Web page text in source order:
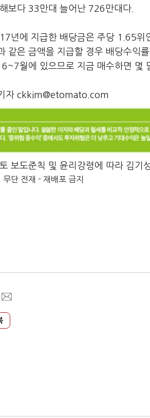
보다 33만대 늘어난 726만대다.
년에 지급한 배당금은 주당 1.65
같은 금액을 지급할 경우 배당수익
월에 있으므로 지금 매수하면 몇
자 ckkim@etomato.com
보도준칙 및 윤리강령에 따라 김기
단 전재 - 재배포 금지